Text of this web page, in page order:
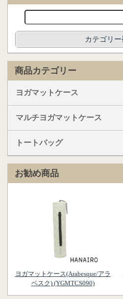
カテゴリ
商品カテゴリー
ヨガマットケース
マルチヨガマットケース
トートバッグ
お勧め商品
ヨガマットケース(Arabesque/アラ
ベスク) (YGMTCS090)